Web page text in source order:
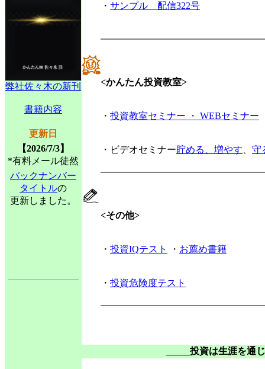
弊社佐々木の新刊
書籍内容
更新日
【2026/7/3】
*有料メール徒然
バックナンバー
タイトルの
更新しました。
・ サンプル 配信322号
<かんたん投資教室>
・ 投資教室セミナー ・ WEBセミナー
・ビデオセミナー貯める、増やす 守
<その他>
・ 投資IQテスト ・ お薦め書籍
・ 投資危険度テスト
_____投資は生涯を通